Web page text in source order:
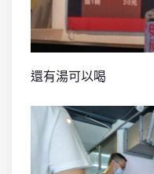
還有湯可以喝